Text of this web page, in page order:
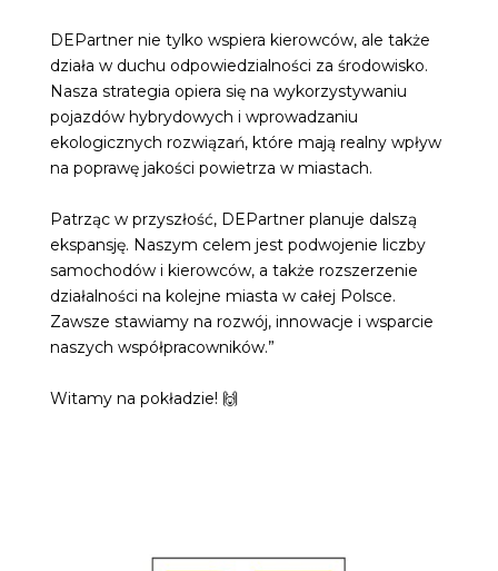
DEPartner nie tylko wspiera kierowców, ale także
działa w duchu odpowiedzialności za środowisko.
Nasza strategia opiera się na wykorzystywaniu
pojazdów hybrydowych i wprowadzaniu
ekologicznych rozwiązań, które mają realny wpływ
na poprawę jakości powietrza w miastach.
Patrząc w przyszłość, DEPartner planuje dalszą
ekspansję. Naszym celem jest podwojenie liczby
samochodów i kierowców, a także rozszerzenie
działalności na kolejne miasta w całej Polsce.
Zawsze stawiamy na rozwój, innowacje i wsparcie
naszych współpracowników.”
Witamy na pokładzie! 🙌